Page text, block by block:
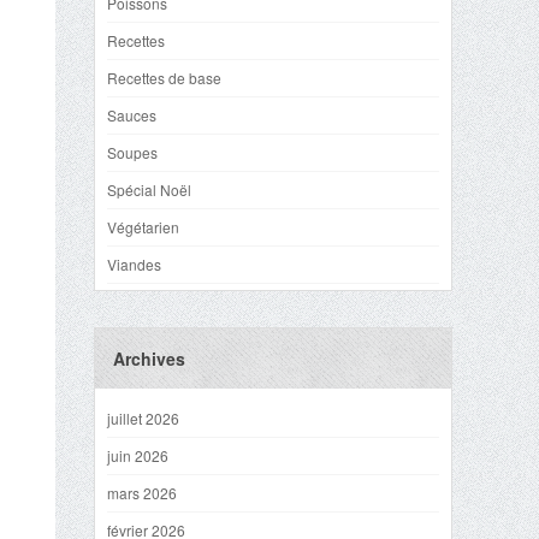
Recettes
Recettes de base
Sauces
Soupes
Spécial Noël
Végétarien
Viandes
Archives
juillet 2026
juin 2026
mars 2026
février 2026